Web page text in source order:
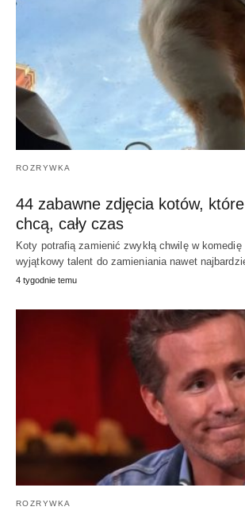
ROZRYWKA
44 zabawne zdjęcia kotów,
chcą, cały czas
Koty potrafią zamienić zwykłą chwilę w
wyjątkowy talent do zamieniania nawet
4 tygodnie temu
ROZRYWKA